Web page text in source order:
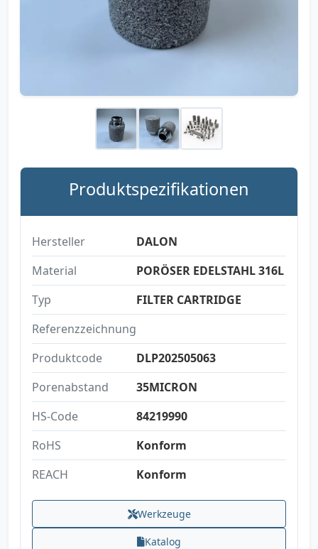
Produktspezifikationen
Hersteller
DALON
Material
PORÖSER EDELSTAHL 316L
Typ
FILTER CARTRIDGE
Referenzzeichnung
Produktcode
DLP202505063
Porenabstand
35MICRON
HS-Code
84219990
RoHS
Konform
REACH
Konform
Werkzeuge
Katalog